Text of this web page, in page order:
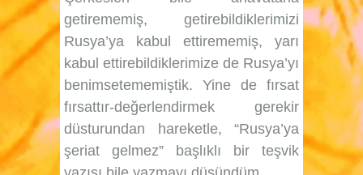
getirememiş, getirebildiklerimizi
Rusya’ya kabul ettirememiş, yarı
kabul ettirebildiklerimize de Rusya’yı
benimsetememiştik. Yine de fırsat
fırsattır-değerlendirmek gerekir
düsturundan hareketle, “Rusya’ya
şeriat gelmez” başlıklı bir teşvik